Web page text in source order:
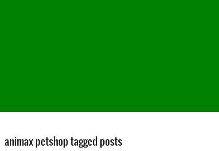
animax petshop tagged posts